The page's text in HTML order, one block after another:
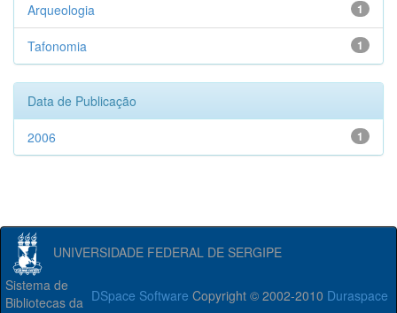
1
Arqueologia
1
Tafonomia
Data de Publicação
1
2006
UNIVERSIDADE FEDERAL DE SERGIPE
DSpace Software Copyright © 2002-2010 Duraspace
Sistema de
Bibliotecas da